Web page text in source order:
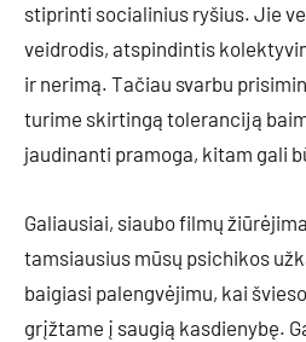
stiprinti socialinius ryšius. Jie
veidrodis, atspindintis
ir nerimą. Tačiau svarbu
turime skirtingą toleranciją
jaudinanti pramoga, kitam gali
Galiausiai, siaubo filmų
tamsiausius mūsų psichikos
baigiasi palengvėjimu, kai
grįžtame į saugią kasdienybę.